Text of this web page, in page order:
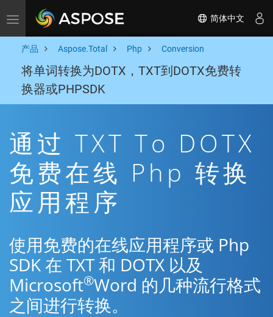
Toggle navigation 简体中文
产品 Aspose.Total Php Conversion
将单词转换为DOTX，TXT到DOTX免费转
换器或PHPSDK
通过 TXT To DOTX
免费在线 Php 转换
应用程序
使用免费的在线应用程序或 Php
SDK 在 TXT 和 DOTX 以及
Microsoft®Word 的几种流行格式
之间进行转换。